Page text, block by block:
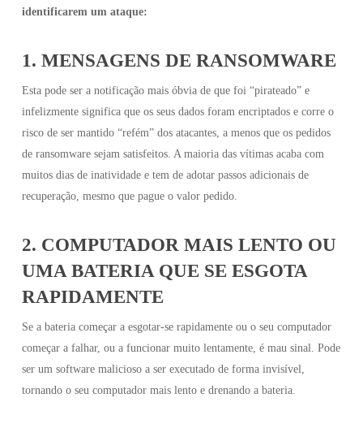
identificarem um ataque:
1. MENSAGENS DE RANSOMWARE
Esta pode ser a notificação mais óbvia de que foi “pirateado” e
infelizmente significa que os seus dados foram encriptados e corre o
risco de ser mantido “refém” dos atacantes, a menos que os pedidos
de ransomware sejam satisfeitos. A maioria das vítimas acaba com
muitos dias de inatividade e tem de adotar passos adicionais de
recuperação, mesmo que pague o valor pedido.
2. COMPUTADOR MAIS LENTO OU
UMA BATERIA QUE SE ESGOTA
RAPIDAMENTE
Se a bateria começar a esgotar-se rapidamente ou o seu computador
começar a falhar, ou a funcionar muito lentamente, é mau sinal. Pode
ser um software malicioso a ser executado de forma invisível,
tornando o seu computador mais lento e drenando a bateria.